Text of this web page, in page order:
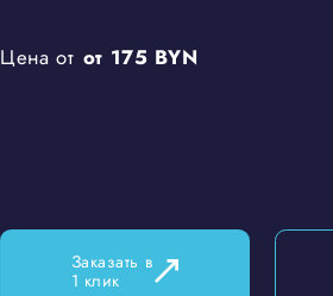
Цена от от 175 BYN
Заказать в
1 клик